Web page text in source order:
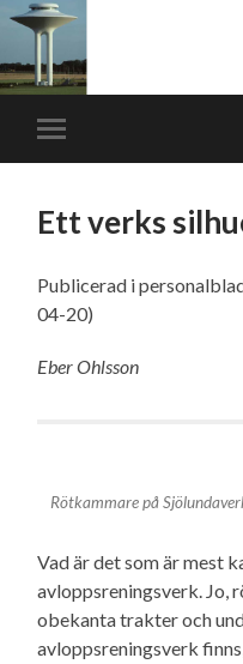
mobile
Ett verks
Publicerad i
04-20)
Eber Ohlsson
Rötkammare på
Vad är det som är mest
avloppsreningsverk. Jo,
obekanta trakter och
avloppsreningsverk